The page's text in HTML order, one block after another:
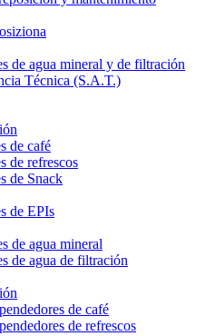
de agua mineral y de filtración
Técnica (S.A.T.)
de café
de refrescos
de Snack
de EPIs
de agua mineral
de agua de filtración
de café
de refrescos